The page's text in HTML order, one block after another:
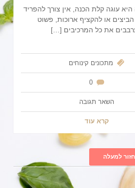
עוגה קלת הכנה, אין צורך להפריד
או להקציף ארוכות, פשוט
את כל המרכיבים […]
מתכונים קינוחים
0
השאר תגובה
קרא עוד
חזור למעלה